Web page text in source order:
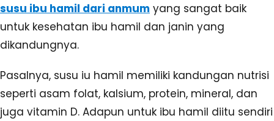
susu ibu hamil dari anmum yang sangat baik
untuk kesehatan ibu hamil dan janin yang
dikandungnya.
Pasalnya, susu iu hamil memiliki kandungan nutrisi
seperti asam folat, kalsium, protein, mineral, dan
juga vitamin D. Adapun untuk ibu hamil diitu sendiri